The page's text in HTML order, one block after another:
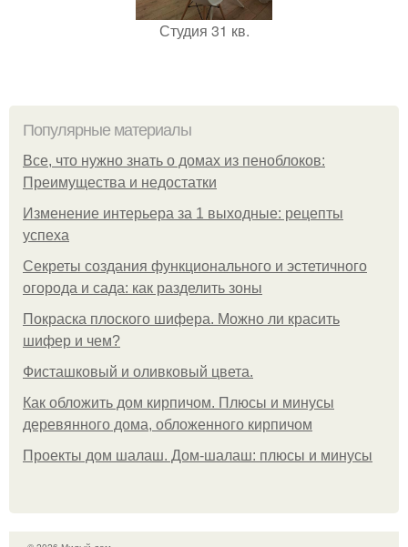
Студия 31 кв.
Популярные материалы
Все, что нужно знать о домах из пеноблоков:
Преимущества и недостатки
Изменение интерьера за 1 выходные: рецепты
успеха
Секреты создания функционального и эстетичного
огорода и сада: как разделить зоны
Покраска плоского шифера. Можно ли красить
шифер и чем?
Фисташковый и оливковый цвета.
Как обложить дом кирпичом. Плюсы и минусы
деревянного дома, обложенного кирпичом
Проекты дом шалаш. Дом-шалаш: плюсы и минусы